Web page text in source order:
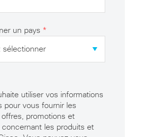
un pays *
utiliser vos informations
pour vous fournir les
promotions et
concernant les produits et